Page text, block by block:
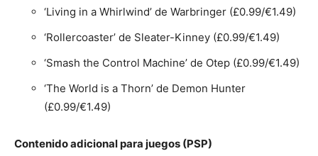
‘Living in a Whirlwind’ de Warbringer (£0.99/€1.49)
‘Rollercoaster’ de Sleater-Kinney (£0.99/€1.49)
‘Smash the Control Machine’ de Otep (£0.99/€1.49)
‘The World is a Thorn’ de Demon Hunter
(£0.99/€1.49)
Contenido adicional para juegos (PSP)